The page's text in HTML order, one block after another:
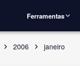
Ferramentas
2006 janeiro